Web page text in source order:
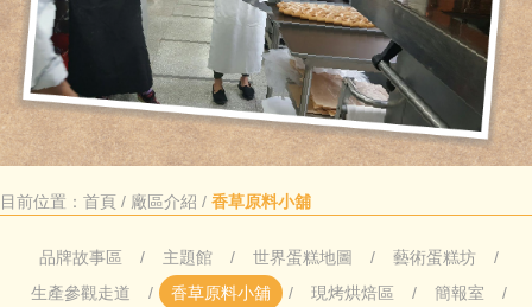
目前位置： 首頁 / 廠區介紹 / 香草原料小舖
品牌故事區 主題館 世界蛋糕地圖
藝術蛋糕坊
生產參觀走道
香草原料小舖 現烤烘焙區
簡報室